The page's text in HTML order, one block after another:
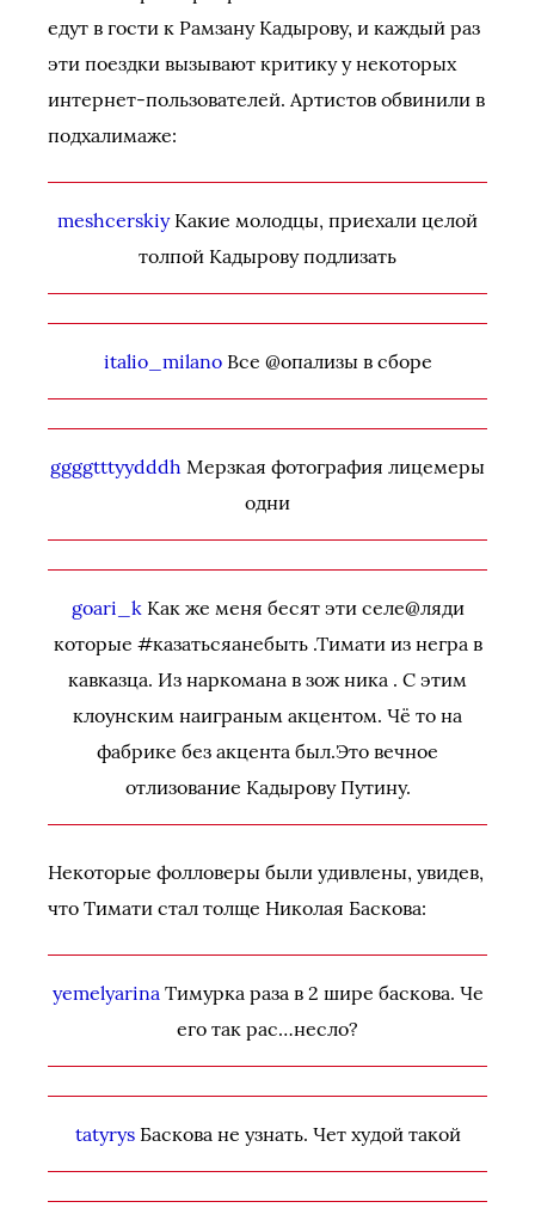
едут в гости к Рамзану Кадырову, и каждый раз
эти поездки вызывают критику у некоторых
интернет-пользователей. Артистов обвинили в
подхалимаже:
meshcerskiyКакие молодцы, приехали целой
толпой Кадырову подлизать
italio_milanoВсе @опализы в сборе
ggggtttyydddh Мерзкая фотография лицемеры
одни
goari_k Как же меня бесят эти селе@ляди
которые #казатьсяанебыть .Тимати из негра в
кавказца. Из наркомана в зож ника . С этим
клоунским наиграным акцентом. Чё то на
фабрике без акцента был.Это вечное
отлизование Кадырову Путину.
Некоторые фолловеры были удивлены, увидев,
что Тимати стал толще Николая Баскова:
yemelyarinaТимурка раза в 2 шире баскова. Че
его так рас…несло?
tatyrysБаскова не узнать. Чет худой такой